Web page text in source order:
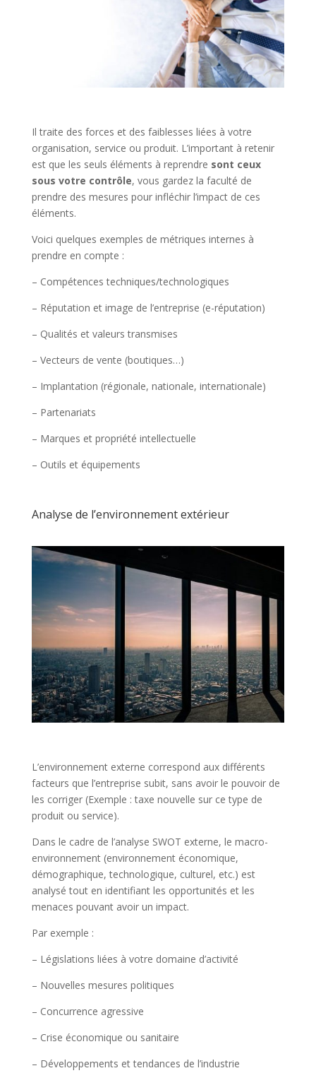
Il traite des forces et des faiblesses liées à votre
organisation, service ou produit. L’important à retenir
est que les seuls éléments à reprendre sont ceux
sous votre contrôle, vous gardez la faculté de
prendre des mesures pour infléchir l’impact de ces
éléments.
Voici quelques exemples de métriques internes à
prendre en compte :
– Compétences techniques/technologiques
– Réputation et image de l’entreprise (e-réputation)
– Qualités et valeurs transmises
– Vecteurs de vente (boutiques…)
– Implantation (régionale, nationale, internationale)
– Partenariats
– Marques et propriété intellectuelle
– Outils et équipements
Analyse de l’environnement extérieur
L’environnement externe correspond aux différents
facteurs que l’entreprise subit, sans avoir le pouvoir de
les corriger (Exemple : taxe nouvelle sur ce type de
produit ou service).
Dans le cadre de l’analyse SWOT externe, le macro-
environnement (environnement économique,
démographique, technologique, culturel, etc.) est
analysé tout en identifiant les opportunités et les
menaces pouvant avoir un impact.
Par exemple :
– Législations liées à votre domaine d’activité
– Nouvelles mesures politiques
– Concurrence agressive
– Crise économique ou sanitaire
– Développements et tendances de l’industrie